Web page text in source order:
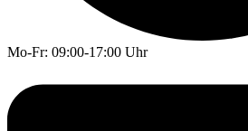
Mo-Fr: 09:00-17:00 Uhr